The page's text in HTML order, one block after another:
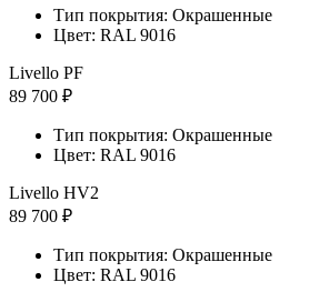
Тип покрытия: Окрашенные
Цвет: RAL 9016
Livello PF
89 700 ₽
Тип покрытия: Окрашенные
Цвет: RAL 9016
Livello HV2
89 700 ₽
Тип покрытия: Окрашенные
Цвет: RAL 9016